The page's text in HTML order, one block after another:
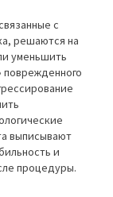
с
решаются на
уменьшить
поврежденного
выписывают
и
процедуры.